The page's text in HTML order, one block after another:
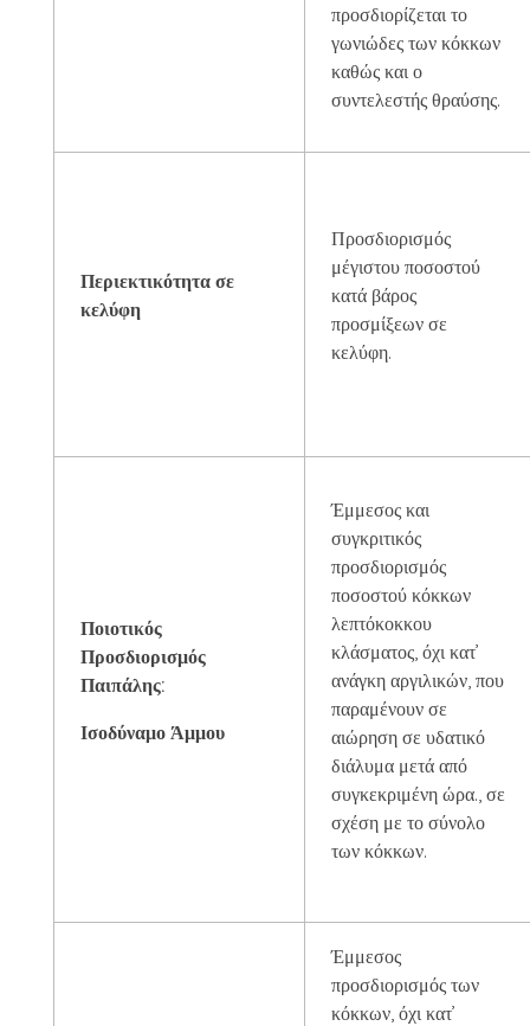
προσδιορίζεται το
γωνιώδες των κόκκων
καθώς και ο
συντελεστής θραύσης.
Περιεκτικότητα σε
κελύφη
Προσδιορισμός
μέγιστου ποσοστού
κατά βάρος
προσμίξεων σε
κελύφη.
Ποιοτικός
Προσδιορισμός
Παιπάλης:
Ισοδύναμο Άμμου
Έμμεσος και
συγκριτικός
προσδιορισμός
ποσοστού κόκκων
λεπτόκοκκου
κλάσματος, όχι κατ’
ανάγκη αργιλικών, που
παραμένουν σε
αιώρηση σε υδατικό
διάλυμα μετά από
συγκεκριμένη ώρα., σε
σχέση με το σύνολο
των κόκκων.
Έμμεσος
προσδιορισμός των
κόκκων, όχι κατ’